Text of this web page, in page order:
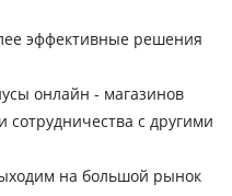
эффективные решения
онлайн - магазинов
с другими
на большой рынок